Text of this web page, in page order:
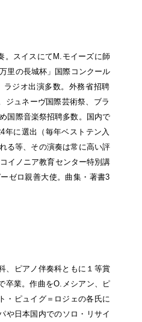
。スイスにてM.モイーズに師
里の長城杯」国際コンクール
ラジオ出演多数。外務省招聘
ジュネーヴ国際芸術祭、ブラ
国際音楽祭招聘多数。国内で
年に選出（毎年ベストテン入
る等、その演奏は常に高い評
イノニア教育センター特別講
ゼロ親善大使。曲集・著書3
、ピアノ伴奏科ともに１等賞
卒業。作曲をO.メシアン、ピ
・ピュイグ＝ロジェの各氏に
や日本国内でのソロ・リサイ